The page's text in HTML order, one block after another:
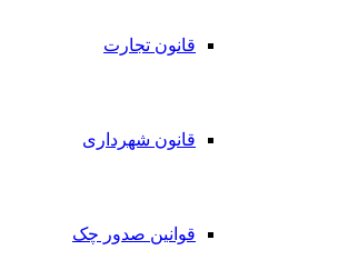
قانون تجارت
قانون شهرداری
قوانین صدور چک